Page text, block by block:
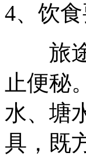
4、饮
旅途
止便秘
水、塘
具，既